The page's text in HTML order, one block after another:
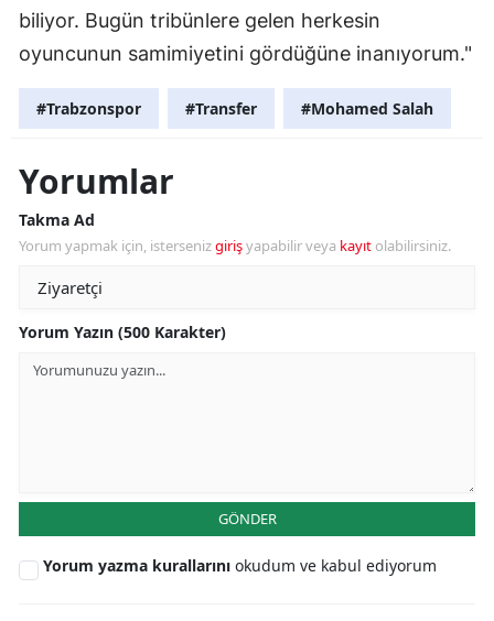
biliyor. Bugün tribünlere gelen herkesin
oyuncunun samimiyetini gördüğüne inanıyorum."
#Trabzonspor #Transfer #Mohamed Salah
Yorumlar
Takma Ad
Yorum yapmak için, istersenizgirişyapabilir veya kayıt olabilirsiniz.
Yorum Yazın (500 Karakter)
GÖNDER
Yorum yazma kurallarını okudum ve kabul ediyorum